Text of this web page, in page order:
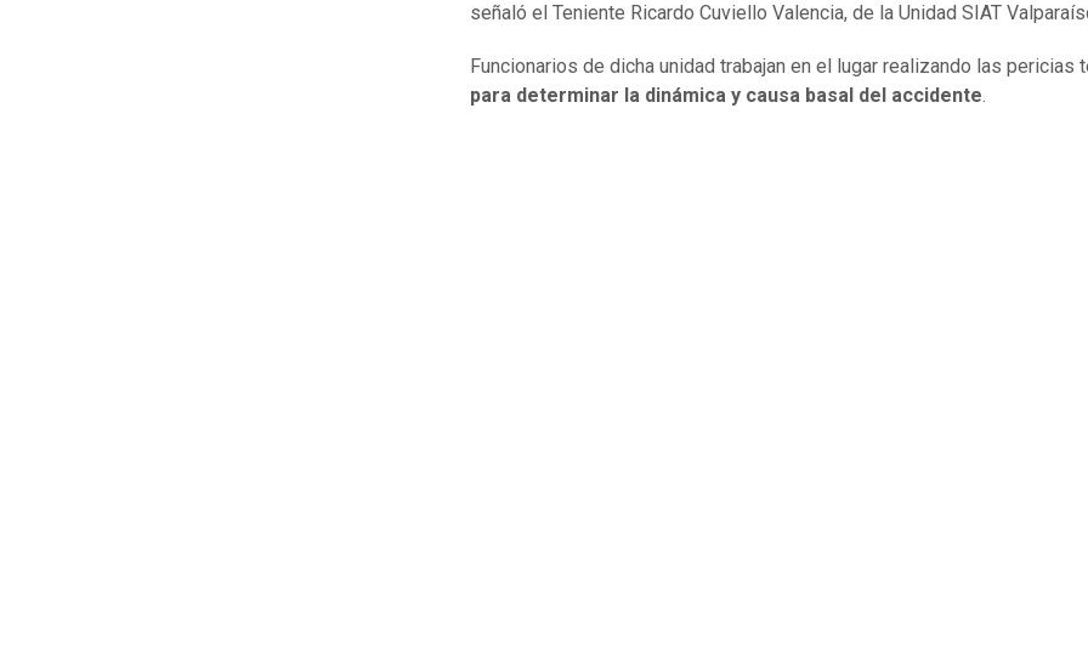
señaló el Teniente Ricardo Cuviello Valencia, de la Unidad SIAT
Funcionarios de dicha unidad trabajan en el lugar realizando las pericias
para determinar la dinámica y causa basal del accidente.